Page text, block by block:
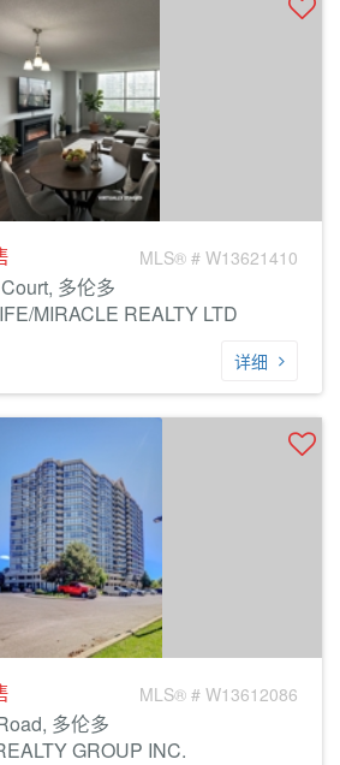
MLS® # W13621410
多伦多
MIRACLE REALTY LTD
详细
MLS® # W13612086
多伦多
GROUP INC.